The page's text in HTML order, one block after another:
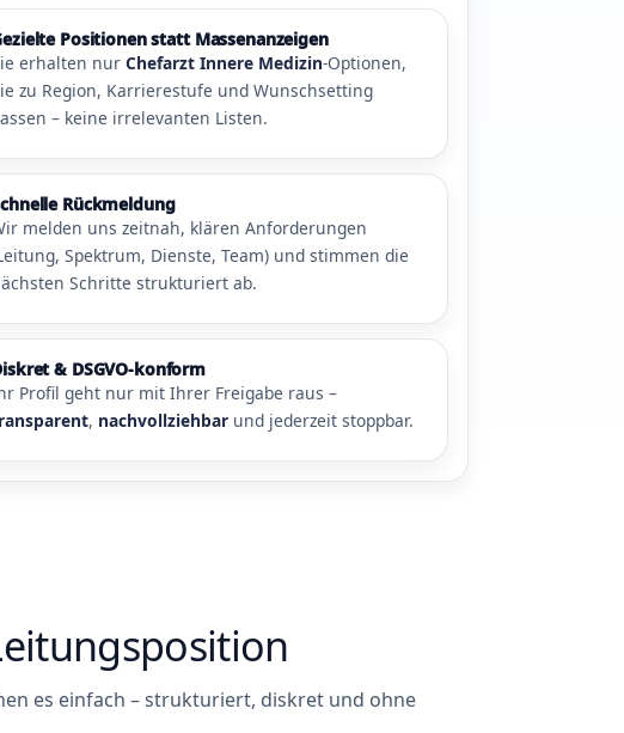
Positionen statt Massenanzeigen
erhalten nurChefarzt Innere Medizin-Optionen,
zu Region, Karrierestufe und Wunschsetting
– keine irrelevanten Listen.
Rückmeldung
melden uns zeitnah, klären Anforderungen
Spektrum, Dienste, Team) und stimmen die
Schritte strukturiert ab.
& DSGVO-konform
Profil geht nur mit Ihrer Freigabe raus –
, nachvollziehbar und jederzeit stoppbar.
es einfach – strukturiert, diskret und ohne